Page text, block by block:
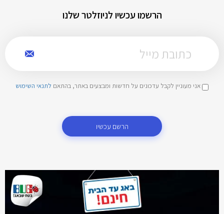
הרשמו עכשיו לניוזלטר שלנו
אני מעוניין לקבל עדכונים על חדשות ומבצעים באתר, בהתאם לתנאי השימוש
הרשם עכשיו